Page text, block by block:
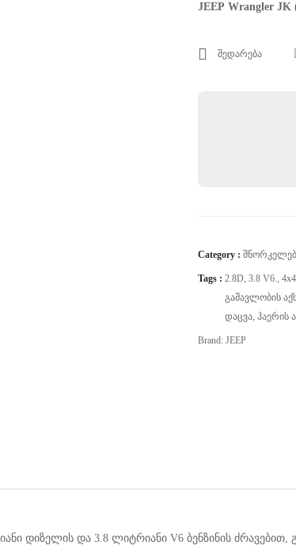
JEEP Wrangler JK
შედარება
Category :
Tags : 2.8D, 3.8 V6. 4x4,
Გამავლობის
Დაცვა, Ჰაერის
Brand: JEEP
დიზელის და 3.8 ლიტრიანი V6 ბენზინის